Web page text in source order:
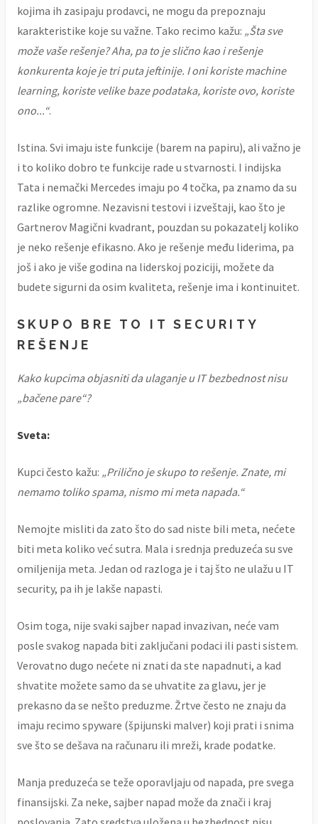
kojima ih zasipaju prodavci, ne mogu da prepoznaju
karakteristike koje su važne. Tako recimo kažu: „Šta sve
može vaše rešenje? Aha, pa to je slično kao i rešenje
konkurenta koje je tri puta jeftinije. I oni koriste machine
learning, koriste velike baze podataka, koriste ovo, koriste
ono...“.
Istina. Svi imaju iste funkcije (barem na papiru), ali važno je
i to koliko dobro te funkcije rade u stvarnosti. I indijska
Tata i nemački Mercedes imaju po 4 točka, pa znamo da su
razlike ogromne. Nezavisni testovi i izveštaji, kao što je
Gartnerov Magični kvadrant, pouzdan su pokazatelj koliko
je neko rešenje efikasno. Ako je rešenje među liderima, pa
još i ako je više godina na liderskoj poziciji, možete da
budete sigurni da osim kvaliteta, rešenje ima i kontinuitet.
SKUPO BRE TO IT SECURITY
REŠENJE
Kako kupcima objasniti da ulaganje u IT bezbednost nisu
„bačene pare“?
Sveta:
Kupci često kažu: „Prilično je skupo to rešenje. Znate, mi
nemamo toliko spama, nismo mi meta napada.“
Nemojte misliti da zato što do sad niste bili meta, nećete
biti meta koliko već sutra. Mala i srednja preduzeća su sve
omiljenija meta. Jedan od razloga je i taj što ne ulažu u IT
security, pa ih je lakše napasti.
Osim toga, nije svaki sajber napad invazivan, neće vam
posle svakog napada biti zaključani podaci ili pasti sistem.
Verovatno dugo nećete ni znati da ste napadnuti, a kad
shvatite možete samo da se uhvatite za glavu, jer je
prekasno da se nešto preduzme. Žrtve često ne znaju da
imaju recimo spyware (špijunski malver) koji prati i snima
sve što se dešava na računaru ili mreži, krade podatke.
Manja preduzeća se teže oporavljaju od napada, pre svega
finansijski. Za neke, sajber napad može da znači i kraj